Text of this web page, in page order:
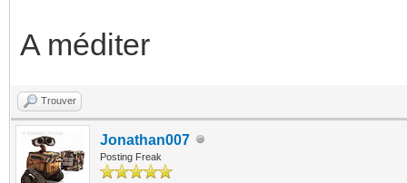
A méditer
Trouver
Jonathan007
Posting Freak